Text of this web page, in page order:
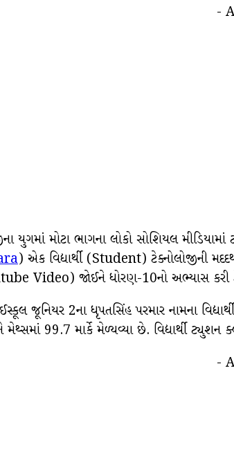
-
યુગમાં મોટા ભાગના લોકો સોશિયલ
) એક વિદ્યાર્થી (Student) ટેક્નોલોજીની
Video) જોઈને ધોરણ-10નો અભ્યાસ કરી
જૂનિયર 2ના ધૃપતસિંહ પરમાર નામના
99.7 માર્કે મેળ્યવ્યા છે. વિદ્યાર્થી
-